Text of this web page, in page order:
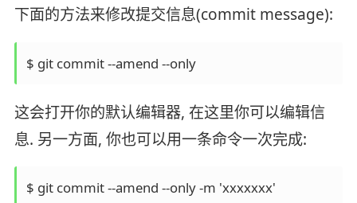
下面的方法来修改提交信息(commit message):
$ git commit --amend --only
这会打开你的默认编辑器, 在这里你可以编辑信
息. 另一方面, 你也可以用一条命令一次完成: